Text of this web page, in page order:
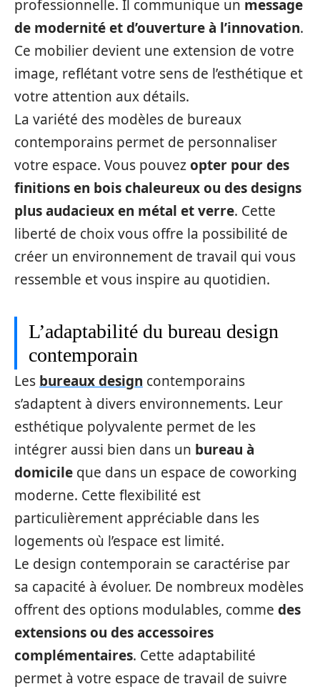
professionnelle. Il communique un message
de modernité et d’ouverture à l’innovation.
Ce mobilier devient une extension de votre
image, reflétant votre sens de l’esthétique et
votre attention aux détails.
La variété des modèles de bureaux
contemporains permet de personnaliser
votre espace. Vous pouvezopter pour des
finitions en bois chaleureux ou des designs
plus audacieux en métal et verre. Cette
liberté de choix vous offre la possibilité de
créer un environnement de travail qui vous
ressemble et vous inspire au quotidien.
L’adaptabilité du bureau design
contemporain
Les bureaux design contemporains
s’adaptent à divers environnements. Leur
esthétique polyvalente permet de les
intégrer aussi bien dans un bureau à
domicile que dans un espace de coworking
moderne. Cette flexibilité est
particulièrement appréciable dans les
logements où l’espace est limité.
Le design contemporain se caractérise par
sa capacité à évoluer. De nombreux modèles
offrent des options modulables, comme des
extensions ou des accessoires
complémentaires. Cette adaptabilité
permet à votre espace de travail de suivre